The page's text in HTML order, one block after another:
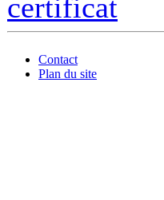
certificat
Contact
Plan du site